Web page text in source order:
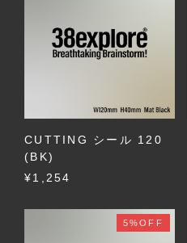
CUTTING シール 120
(BK)
¥1,254
5%OFF